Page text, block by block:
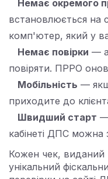
Немає окремого
встановлюється на
комп'ютер, який у
Немає повірки —
повіряти. ПРРО
Мобільність —
приходите до
Швидший старт —
кабінеті ДПС можна
Кожен чек,
унікальний